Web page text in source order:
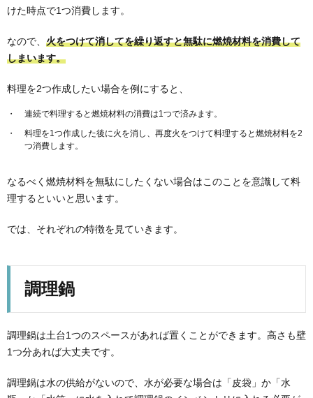
けた時点で1つ消費します。
なので、 火をつけて消してを繰り返すと無駄に燃焼材料を消費して
しまいます。
料理を2つ作成したい場合を例にすると、
連続で料理すると燃焼材料の消費は1つで済みます。
料理を1つ作成した後に火を消し、再度火をつけて料理すると燃焼材料を2
つ消費します。
なるべく燃焼材料を無駄にしたくない場合はこのことを意識して料
理するといいと思います。
では、それぞれの特徴を見ていきます。
調理鍋
調理鍋は土台1つのスペースがあれば置くことができます。高さも壁
1つ分あれば大丈夫です。
調理鍋は水の供給がないので、水が必要な場合は「皮袋」か「水